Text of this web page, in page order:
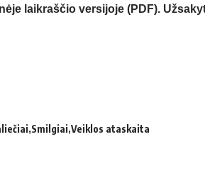
laikraščio versijoje (PDF).
Smilgiai Veiklos ataskaita